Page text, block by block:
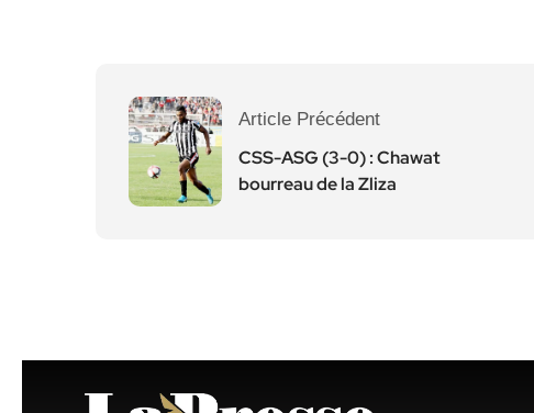
Article Précédent
CSS-ASG (3-0) : Chawat
bourreau de la Zliza